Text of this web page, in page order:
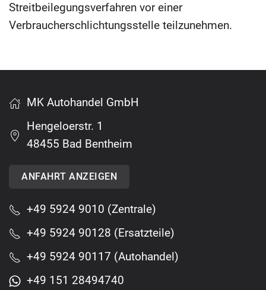
Streitbeilegungsverfahren vor einer
Verbraucherschlichtungsstelle teilzunehmen.
MK Autohandel GmbH
Hengeloerstr. 1
48455 Bad Bentheim
ANFAHRT ANZEIGEN
+49 5924 9010 (Zentrale)
+49 5924 90128 (Ersatzteile)
+49 5924 90117 (Autohandel)
+49 151 28494740